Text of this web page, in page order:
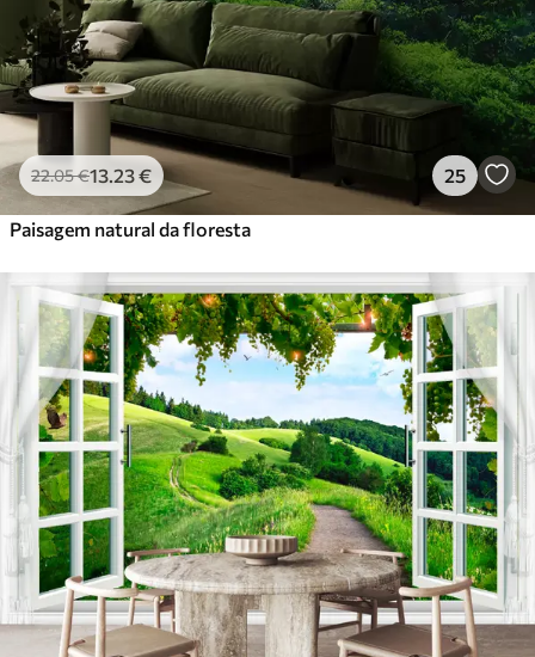
22.05€13 .23€ 25
Paisagem natural da floresta